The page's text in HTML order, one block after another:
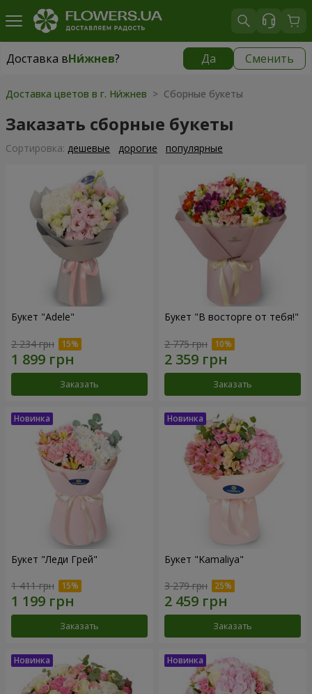
Доставка вНи́жнев? Да Сменить
Доставка вНи́жнев|
Доставка цветов в г. Ни́жнев > Сборные букеты
Заказать сборные букеты
Cортировка: дешевые дорогие популярные
Букет "Adele"
2 234 грн
Заказать
Букет "В восторге от тебя!"
2 775 грн
Заказать
Букет "Леди Грей"
1 411 грн
Заказать
Букет "Kamaliya"
3 279 грн
Заказать